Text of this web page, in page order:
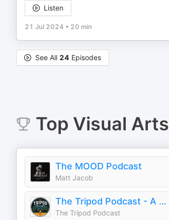
Listen
21 Jul 2024 • 20 min
See All 24 Episodes
Top Visual Arts
The MOOD Podcast
Matt Jacob
The Tripod Podcast - A Photography Show
The Tripod Podcast